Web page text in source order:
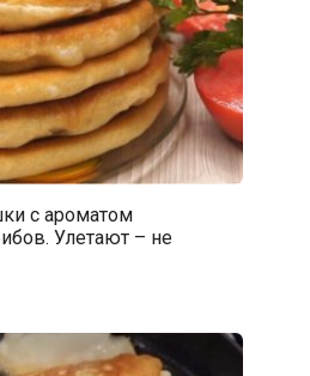
с ароматом
Улетают – не